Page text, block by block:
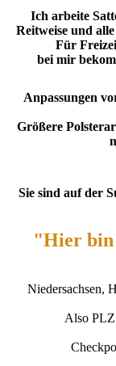
Ich arbeite
Reitweise und
Für
bei mir
Anpassungen
Größere
Sie sind auf der
"Hier bin
Niedersachsen,
Also PLZ